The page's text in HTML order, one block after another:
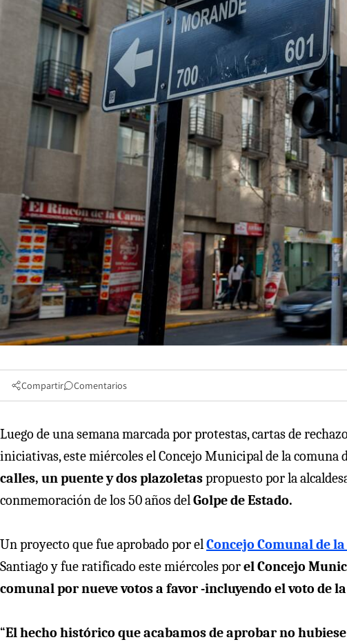
Compartir Comentarios
Luego de una semana marcada por protestas, cartas de
iniciativas, este miércoles el Concejo Municipal de la comuna
calles, un puente y dos plazoletaspropuesto por la
conmemoración de los 50 años delGolpe de Estado.
Un proyecto que fue aprobado por elConcejo Comunal de
Santiago y fue ratificado este miércoles porel Concejo
comunal por nueve votos a favor -incluyendo el voto de
“El hecho histórico que acabamos de aprobar no